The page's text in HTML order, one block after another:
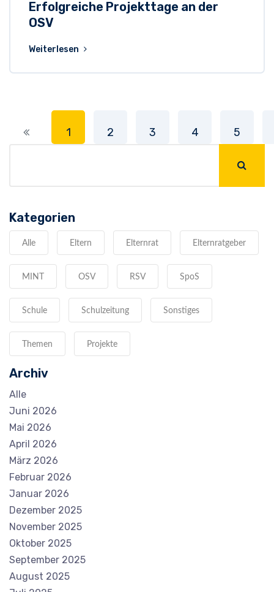
Erfolgreiche Projekttage an der
OSV
Weiterlesen
1 2 3 4 5
Kategorien
Alle Eltern Elternrat Elternratgeber
MINT OSV RSV SpoS
Schule Schulzeitung Sonstiges
Themen Projekte
Archiv
Alle
Juni 2026
Mai 2026
April 2026
März 2026
Februar 2026
Januar 2026
Dezember 2025
November 2025
Oktober 2025
September 2025
August 2025